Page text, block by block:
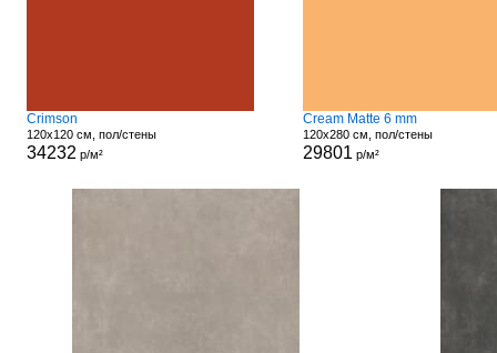
Crimson
120x120 см, пол/стены
34232 р/м²
Cream Matte 6 mm
120x280 см, пол/стены
29801 р/м²